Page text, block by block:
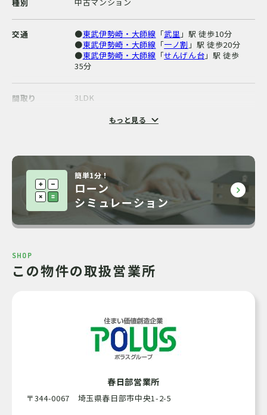
種別
交通 ●東武伊勢崎・大師線 「武里 」駅 徒歩10分
●東武伊勢崎・大師線 「一ノ割 」駅 徒歩20分
●東武伊勢崎・大師線 「せんげん台 」駅 徒歩
35分
間取り 3LDK
専有面積
その他面積 バルコニー面積：15.28m²（4.6 坪）
バルコニー向き 南
所在階/構造・
階建
即時
管理費（月額） 14,100円
もっと見る
簡単1分！
ローン
シミュレーション
SHOP
この物件の取扱営業所
春日部営業所
〒344-0067 埼玉県春日部市中央1-2-5